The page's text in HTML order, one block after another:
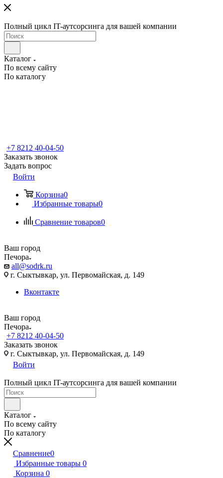
Полный цикл IT-аутсорсинга для вашей компании
Каталог
По всему сайту
По каталогу
+7 8212 40-04-50
Заказать звонок
Задать вопрос
Войти
Корзина0
Избранные товары0
Сравнение товаров0
Ваш город
Печора
all@sodrk.ru
г. Сыктывкар, ул. Первомайская, д. 149
Вконтакте
Ваш город
Печора
+7 8212 40-04-50
Заказать звонок
г. Сыктывкар, ул. Первомайская, д. 149
Войти
Полный цикл IT-аутсорсинга для вашей компании
Каталог
По всему сайту
По каталогу
Сравнение0
Избранные товары 0
Корзина 0